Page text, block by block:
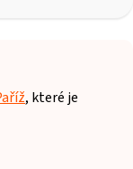
, které je